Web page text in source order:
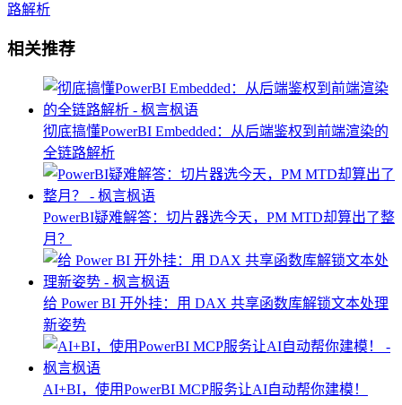
路解析
相关推荐
彻底搞懂PowerBI Embedded：从后端鉴权到前端渲染的
全链路解析
PowerBI疑难解答：切片器选今天，PM MTD却算出了整
月？
给 Power BI 开外挂：用 DAX 共享函数库解锁文本处理
新姿势
AI+BI，使用PowerBI MCP服务让AI自动帮你建模！